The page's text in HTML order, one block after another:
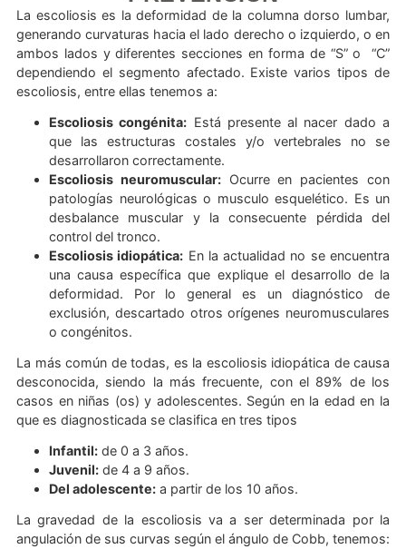
ESCOLIOSIS IDIOPÁTICA Y
IMPORTANCIA DE LA
PREVENCIÓN
La escoliosis es la deformidad de la columna dorso
ambos lados y diferentes secciones en forma de “S” o
dependiendo el segmento afectado. Existe varios
escoliosis, entre ellas tenemos a:
Escoliosis congénita:Está presente al nacer
que las estructuras costales y/o vertebrales
desarrollaron correctamente.
Escoliosis neuromuscular:Ocurre en pacientes
patologías neurológicas o musculo esquelético.
desbalance muscular y la consecuente
control del tronco.
Escoliosis idiopática: En la actualidad no se
una causa específica que explique el desarrollo
deformidad. Por lo general es un
exclusión, descartado otros orígenes
La más común de todas, es la escoliosis idiopática de
desconocida, siendo la más frecuente, con el 89%
casos en niñas (os) y adolescentes. Según en la edad
que es diagnosticada se clasifica en tres tipos